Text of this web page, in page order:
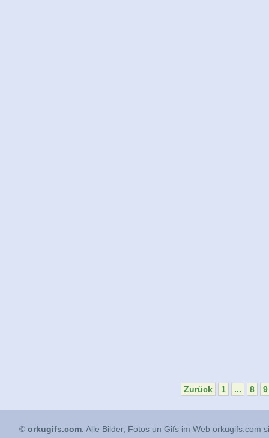
Zurück 1 ... 8 9
© orkugifs.com. Alle Bilder, Fotos un Gifs im Web orkugifs.com